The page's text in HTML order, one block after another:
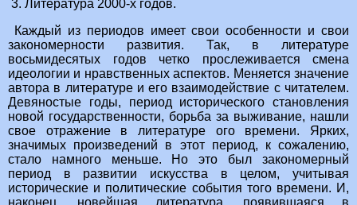
3. Литература 2000-х годов.
Каждый из периодов имеет свои особенности и свои
закономерности развития. Так, в литературе
восьмидесятых годов четко прослеживается смена
идеологии и нравственных аспектов. Меняется значение
автора в литературе и его взаимодействие с читателем.
Девяностые годы, период исторического становления
новой государственности, борьба за выживание, нашли
свое отражение в литературе ого времени. Ярких,
значимых произведений в этот период, к сожалению,
стало намного меньше. Но это был закономерный
период в развитии искусства в целом, учитывая
исторические и политические события того времени. И,